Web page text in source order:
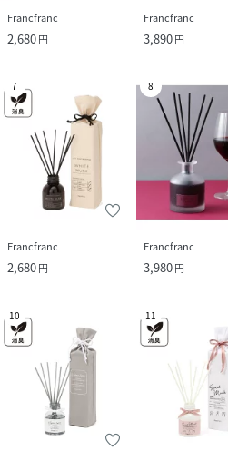
Francfranc
2,680円
Francfranc
3,890円
7
Francfranc
2,680円
8
Francfranc
3,980円
10 11